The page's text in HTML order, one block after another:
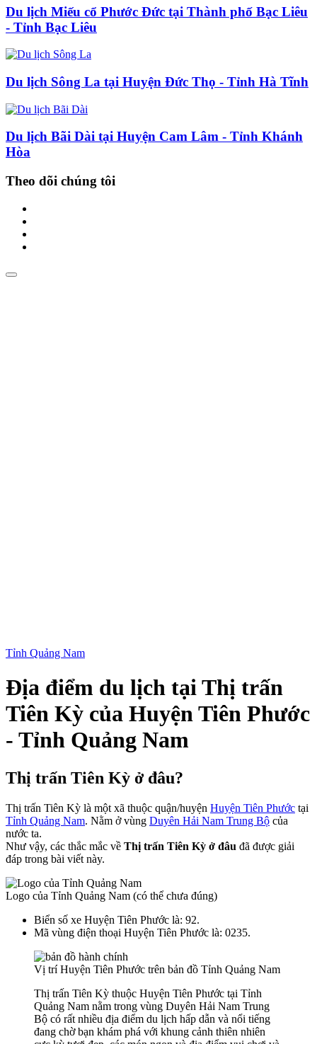
Du lịch Miếu cổ Phước Đức tại Thành phố Bạc Liêu
- Tỉnh Bạc Liêu
Du lịch Sông La tại Huyện Đức Thọ - Tỉnh Hà Tĩnh
Du lịch Bãi Dài tại Huyện Cam Lâm - Tỉnh Khánh
Hòa
Theo dõi chúng tôi
Tỉnh Quảng Nam
Địa điểm du lịch tại Thị trấn
Tiên Kỳ của Huyện Tiên Phước
- Tỉnh Quảng Nam
Thị trấn Tiên Kỳ ở đâu?
Thị trấn Tiên Kỳ là một xã thuộc quận/huyện Huyện Tiên Phước tại
Tỉnh Quảng Nam. Nằm ở vùng Duyên Hải Nam Trung Bộ của
nước ta.
Như vậy, các thắc mắc về Thị trấn Tiên Kỳ ở đâu đã được giải
đáp trong bài viết này.
Logo của Tỉnh Quảng Nam (có thể chưa đúng)
Biển số xe Huyện Tiên Phước là: 92.
Mã vùng điện thoại Huyện Tiên Phước là: 0235.
Vị trí Huyện Tiên Phước trên bản đồ Tỉnh Quảng Nam
Thị trấn Tiên Kỳ thuộc Huyện Tiên Phước tại Tỉnh
Quảng Nam nằm trong vùng Duyên Hải Nam Trung
Bộ có rất nhiều địa điểm du lịch hấp dẫn và nổi tiếng
đang chờ bạn khám phá với khung cảnh thiên nhiên